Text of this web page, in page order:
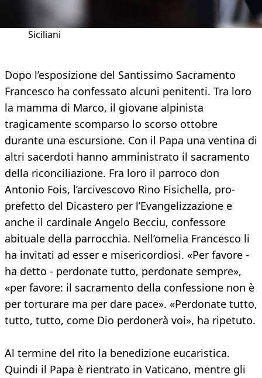
Siciliani
Dopo l’esposizione del Santissimo Sacramento
Francesco ha confessato alcuni penitenti. Tra loro
la mamma di Marco, il giovane alpinista
tragicamente scomparso lo scorso ottobre
durante una escursione. Con il Papa una ventina di
altri sacerdoti hanno amministrato il sacramento
della riconciliazione. Fra loro il parroco don
Antonio Fois, l’arcivescovo Rino Fisichella, pro-
prefetto del Dicastero per l’Evangelizzazione e
anche il cardinale Angelo Becciu, confessore
abituale della parrocchia. Nell’omelia Francesco li
ha invitati ad esser e misericordiosi. «Per favore -
ha detto - perdonate tutto, perdonate sempre»,
«per favore: il sacramento della confessione non è
per torturare ma per dare pace». «Perdonate tutto,
tutto, tutto, come Dio perdonerà voi», ha ripetuto.
Al termine del rito la benedizione eucaristica.
Quindi il Papa è rientrato in Vaticano, mentre gli